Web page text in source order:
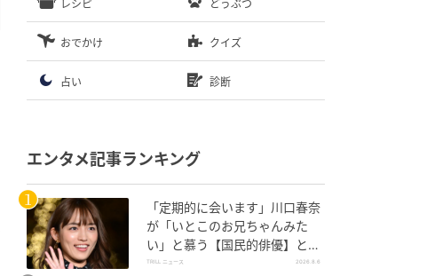
レシピ どうぶつ
おでかけ クイズ
占い 診断
エンタメ記事ランキング
「定期的に会います」川口春奈
が「いとこのお兄ちゃんみた
い」と慕う【国民的俳優】と
は？
TRILL ニュース 2026.8.6